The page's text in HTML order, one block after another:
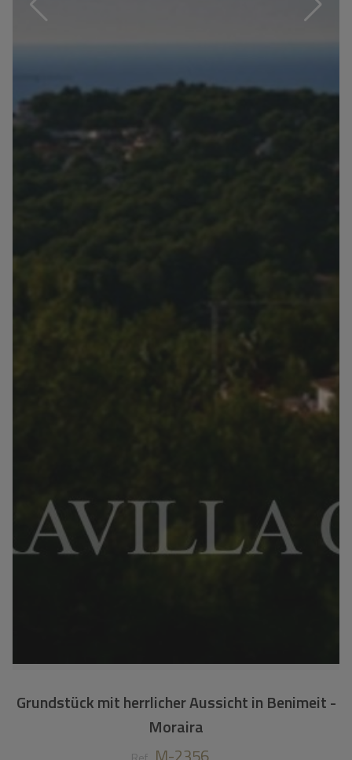
Grundstück mit herrlicher Aussicht in Benimeit -
Moraira